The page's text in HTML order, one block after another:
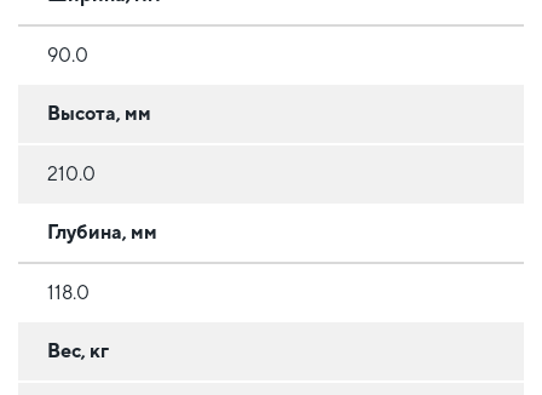
90.0
Высота, мм
210.0
Глубина, мм
118.0
Вес, кг